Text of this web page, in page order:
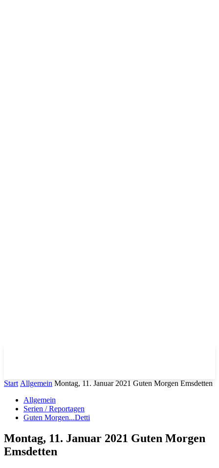
Start Allgemein Montag, 11. Januar 2021 Guten Morgen Emsdetten
Allgemein
Serien / Reportagen
Guten Morgen...Detti
Montag, 11. Januar 2021 Guten Morgen
Emsdetten